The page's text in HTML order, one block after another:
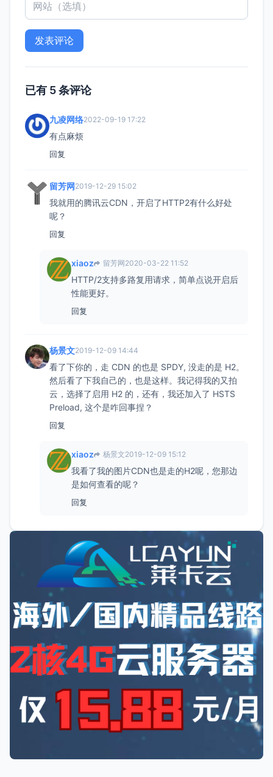
已有 5 条评论
九凌网络2022-09-19 17:22
有点麻烦
回复
留芳网2019-12-29 15:02
我就用的腾讯云CDN，开启了HTTP2有什么好处
呢？
回复
xiaoz 留芳网2020-03-22 11:52
HTTP/2支持多路复用请求，简单点说开启后
性能更好。
回复
杨景文2019-12-09 14:44
看了下你的，走 CDN 的也是 SPDY, 没走的是 H2。
然后看了下我自己的，也是这样。我记得我的又拍
云，选择了启用 H2 的，还有，我还加入了 HSTS
Preload, 这个是咋回事捏？
回复
xiaoz 杨景文2019-12-09 15:12
我看了我的图片CDN也是走的H2呢，您那边
是如何查看的呢？
回复